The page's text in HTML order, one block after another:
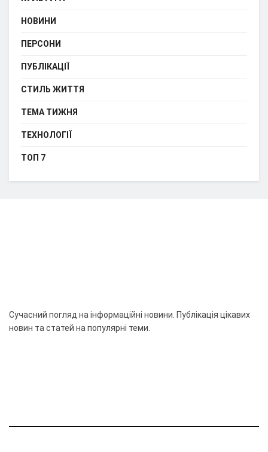
НОВИНИ
ПЕРСОНИ
ПУБЛІКАЦІЇ
СТИЛЬ ЖИТТЯ
ТЕМА ТИЖНЯ
ТЕХНОЛОГІЇ
ТОП 7
Сучасний погляд на інформаційні новини. Публікація цікавих
новин та статей на популярні теми.